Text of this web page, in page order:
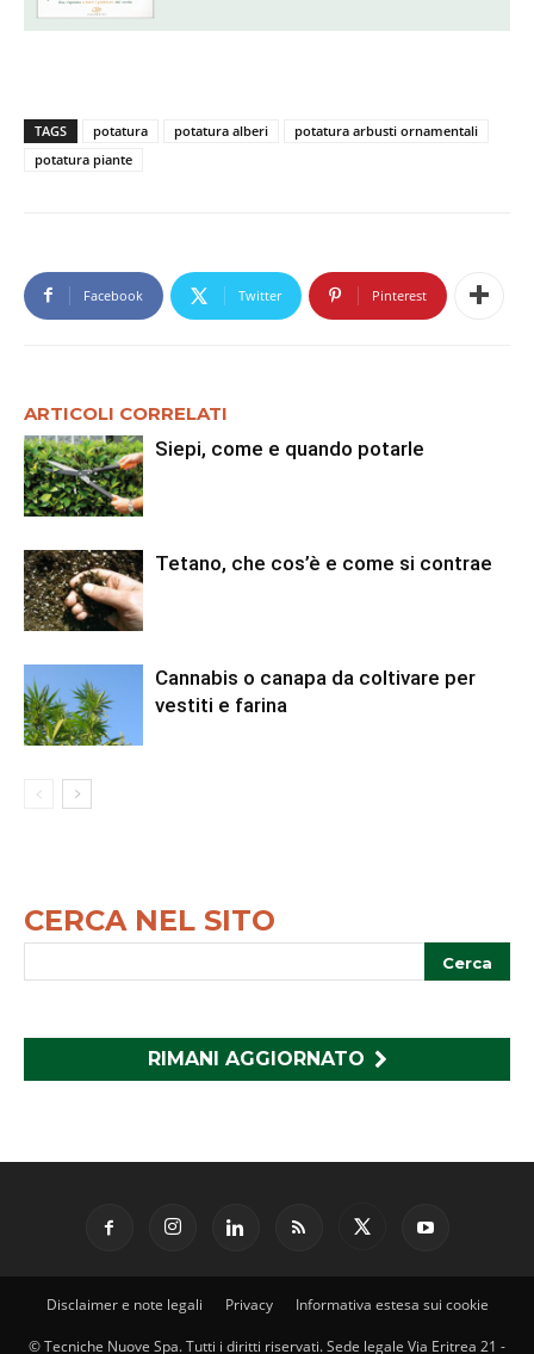
TAGS potatura potatura alberi
potatura arbusti ornamentali
potatura piante
Facebook Twitter Pinterest
ARTICOLI CORRELATI
Siepi, come e quando potarle
Tetano, che cos’è e come si contrae
Cannabis o canapa da coltivare per
vestiti e farina
CERCA NEL SITO
RIMANI AGGIORNATO
Disclaimer e note legali Privacy Informativa estesa sui cookie
© Tecniche Nuove Spa. Tutti i diritti riservati. Sede legale Via Eritrea 21 -